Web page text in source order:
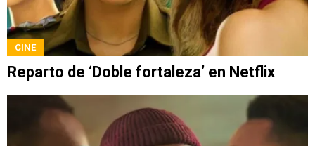
CINE
Reparto de ‘Doble fortaleza’ en Netflix